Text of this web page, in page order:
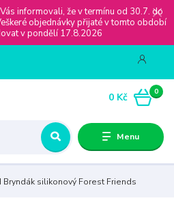
informovali, že v termínu od 30.7. do
objednávky přijaté v tomto období
v pondělí 17.8.2026
Menu
0
0 Kč
Bryndák silikonový Forest Friends